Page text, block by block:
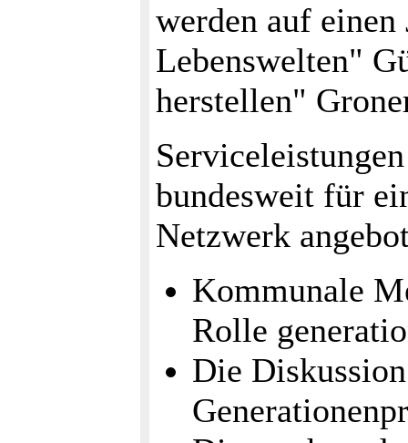
werden auf
Lebenswelten"
herstellen"
bundesweit für
Netzwerk
Kommunale
Rolle
Die